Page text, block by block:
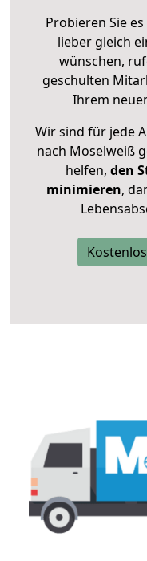
Probieren Sie
lieber gleich
wünschen,
geschulten
Ihrem
Wir sind für jede
nach Moselweiß
helfen, den
minimieren,